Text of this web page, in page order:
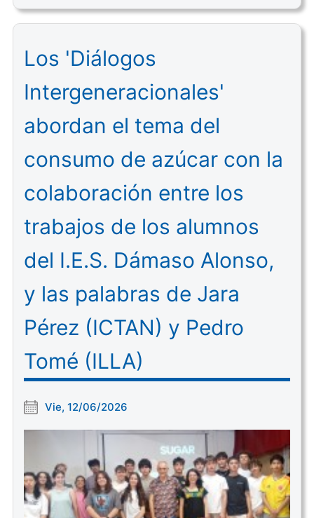
Los 'Diálogos
Intergeneracionales'
abordan el tema del
consumo de azúcar con la
colaboración entre los
trabajos de los alumnos
del I.E.S. Dámaso Alonso,
y las palabras de Jara
Pérez (ICTAN) y Pedro
Tomé (ILLA)
Vie, 12/06/2026